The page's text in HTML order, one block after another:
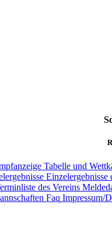
Tabelle und
Einzelergebnisse
des Vereins
Faq Impressum/